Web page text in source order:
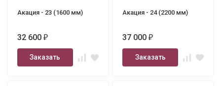
Акация - 23 (1600 мм)
32 600₽
Заказать
Акация - 24 (2200 мм)
37 000₽
Заказать